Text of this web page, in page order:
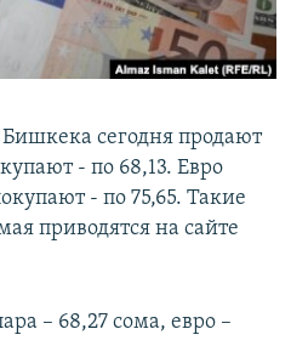
сегодня продают
- по 68,13. Евро
- по 75,65. Такие
приводятся на сайте
– 68,27 сома, евро –